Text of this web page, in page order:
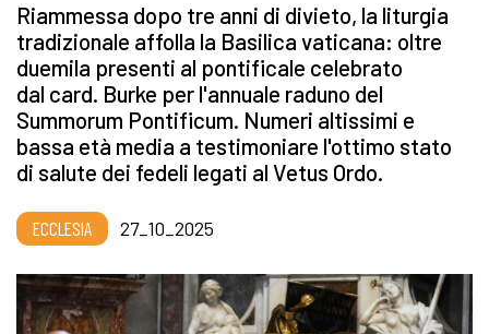
Riammessa dopo tre anni di divieto, la liturgia
tradizionale affolla la Basilica vaticana: oltre
duemila presenti al pontificale celebrato
dal card. Burke per l'annuale raduno del
Summorum Pontificum. Numeri altissimi e
bassa età media a testimoniare l'ottimo stato
di salute dei fedeli legati al Vetus Ordo.
ECCLESIA 27_10_2025